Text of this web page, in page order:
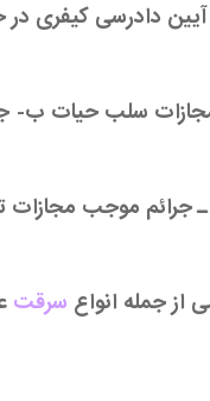
آیین دادرسی کیفری
سلب حیات ب-
جرائم موجب مجازات
از جمله انواع سرقت